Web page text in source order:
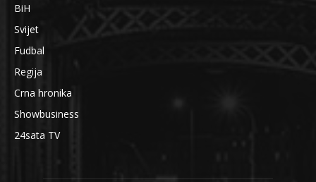
BiH
Svijet
Fudbal
Regija
Crna hronika
Showbusiness
24sata TV